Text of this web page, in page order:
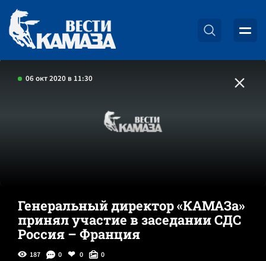
06 окт 2020 в 11:30
Генеральный директор «КАМАЗа»
принял участие в заседании СДС
Россия – Франция
187 0 0 0